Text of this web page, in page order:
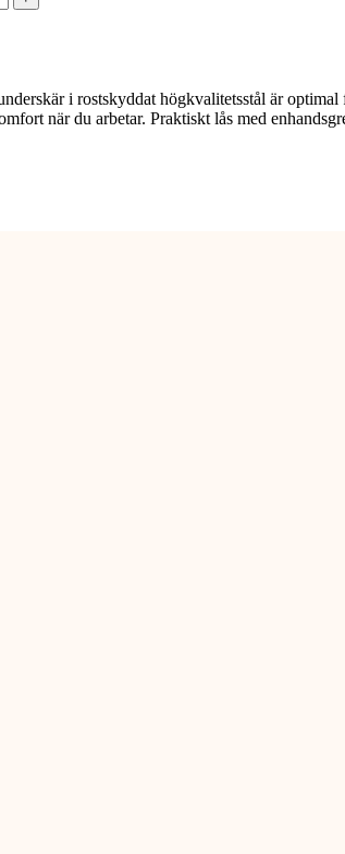
i rostskyddat högkvalitetsstål är
när du arbetar. Praktiskt lås med